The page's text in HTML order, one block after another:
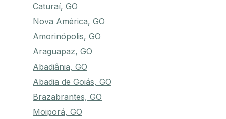
Caturaí, GO
Nova América, GO
Amorinópolis, GO
Araguapaz, GO
Abadiânia, GO
Abadia de Goiás, GO
Brazabrantes, GO
Moiporá, GO